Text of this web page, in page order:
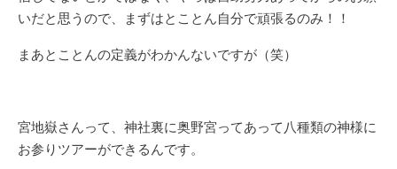
いだと思うので、まずはとことん自分で頑張るのみ！！
まあとことんの定義がわかんないですが（笑）
宮地嶽さんって、神社裏に奥野宮ってあって八種類の神様に
お参りツアーができるんです。